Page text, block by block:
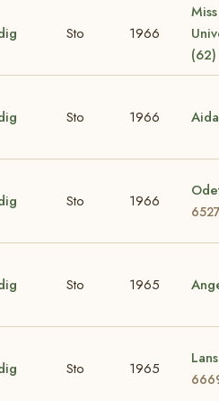
Sto 1966
Miss
(62)
Sto 1966
Sto 1966
Sto 1965
Sto 1965